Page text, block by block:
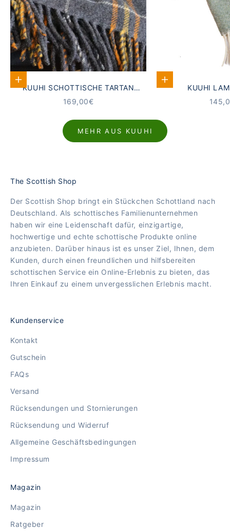
In den Warenkorb
KUUHI SCHOTTISCHE TARTAN
WOLLDECKE DUNOON | GRAU ·
LAVENDELDUFT
ANGEBOT
169,00€
In den Warenkorb
KUUHI
KUSCHELDECKE
MEHR AUS KUUHI
The Scottish Shop
Der Scottish Shop bringt ein Stückchen Schottland nach
Deutschland. Als schottisches Familienunternehmen
haben wir eine Leidenschaft dafür, einzigartige,
hochwertige und echte schottische Produkte online
anzubieten. Darüber hinaus ist es unser Ziel, Ihnen, dem
Kunden, durch einen freundlichen und hilfsbereiten
schottischen Service ein Online-Erlebnis zu bieten, das
Ihren Einkauf zu einem unvergesslichen Erlebnis macht.
Kundenservice
Kontakt
Gutschein
FAQs
Versand
Rücksendungen und Stornierungen
Rücksendung und Widerruf
Allgemeine Geschäftsbedingungen
Impressum
Magazin
Magazin
Ratgeber